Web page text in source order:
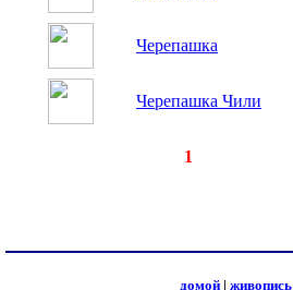
Черепашка
Черепашка Чили
1
домой | живопись